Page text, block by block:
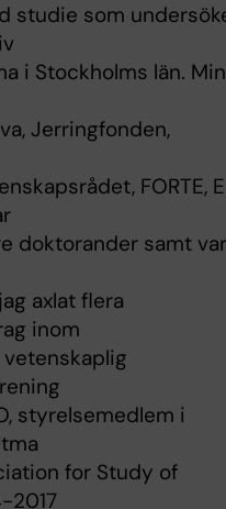
studie som
i Stockholms län. Min
Jerringfonden,
FORTE,
doktorander samt
axlat flera
inom
styrelsemedlem i
for Study of
2017